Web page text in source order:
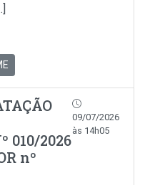
010/2026
nº
09/07/2026
às 14h05